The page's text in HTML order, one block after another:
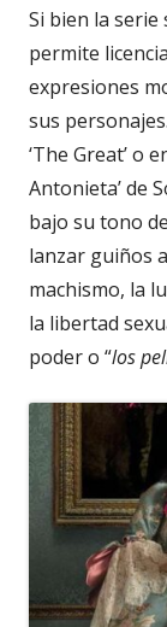
Si bien la serie
permite
expresiones
sus
‘The Great’ o
Antonieta’ de
bajo su tono
lanzar guiños
machismo, la
la libertad
poder o “los